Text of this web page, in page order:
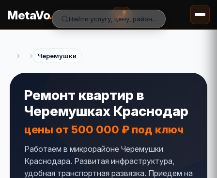
MetaVo.
› › Черемушки
Ремонт квартир в
Черемушках Краснодар
цены от 500 000 ₽ под ключ
Работаем в микрорайоне Черемушки
Краснодара. Развитая инфраструктура,
удобная транспортная развязка. Приедем на
Найти услугу, цену, район...